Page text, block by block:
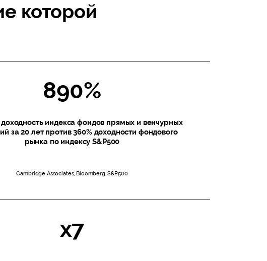
которой
890%
доходность индекса фондов прямых и венчурных
за 20 лет против 360% доходности фондового
рынка по индексу S&P500
Cambridge Associates, Bloomberg, S&P500
х7